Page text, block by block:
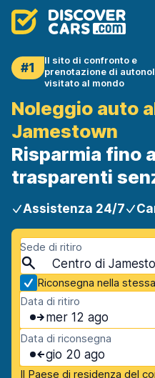
#1
Il sito di confronto e
prenotazione di
visitato al mondo
Noleggio auto
Jamestown
Risparmia fino
trasparenti
Assistenza 24/7
Sede di ritiro
Riconsegna nella
Data di ritiro
mer 12 ago
Data di riconsegna
gio 20 ago
Il Paese di residenza del